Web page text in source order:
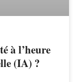
à l’heure
(IA) ?